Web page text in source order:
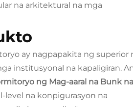
na arkitektural na mga
ay nagpapakita ng superior
institusyonal na kapaligiran.
ng Mag-aaral na Bunk na
level na konpigurasyon na